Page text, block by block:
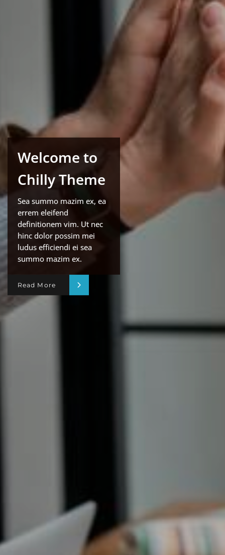
Welcome to
Chilly Theme
Sea summo mazim ex, ea
errem eleifend
definitionem vim. Ut nec
hinc dolor possim mei
ludus efficiendi ei sea
summo mazim ex.
Read More